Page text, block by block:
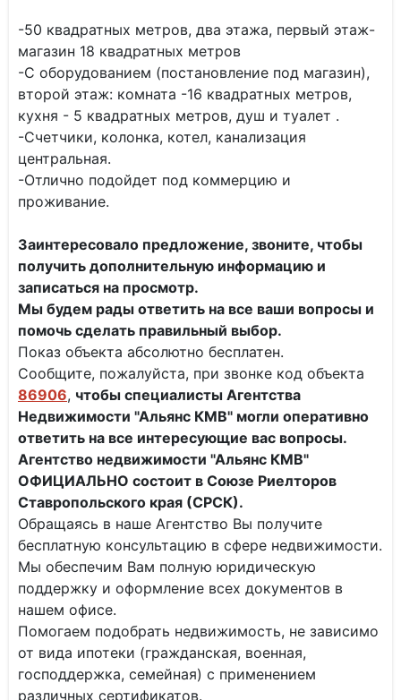
-50 квадратных метров, два этажа, первый этаж-
магазин 18 квадратных метров
-С оборудованием (постановление под магазин),
второй этаж: комната -16 квадратных метров,
кухня - 5 квадратных метров, душ и туалет .
-Счетчики, колонка, котел, канализация
центральная.
-Отлично подойдет под коммерцию и
проживание.
Заинтересовало предложение, звоните, чтобы
получить дополнительную информацию и
записаться на просмотр.
Мы будем рады ответить на все ваши вопросы и
помочь сделать правильный выбор.
Показ объекта абсолютно бесплатен.
Сообщите, пожалуйста, при звонке код объекта
86906, чтобы специалисты Агентства
Недвижимости "Альянс КМВ" могли оперативно
ответить на все интересующие вас вопросы.
Агентство недвижимости "Альянс КМВ"
ОФИЦИАЛЬНО состоит в Союзе Риелторов
Ставропольского края (СРСК).
Обращаясь в наше Агентство Вы получите
бесплатную консультацию в сфере недвижимости.
Мы обеспечим Вам полную юридическую
поддержку и оформление всех документов в
нашем офисе.
Помогаем подобрать недвижимость, не зависимо
от вида ипотеки (гражданская, военная,
господдержка, семейная) с применением
различных сертификатов.